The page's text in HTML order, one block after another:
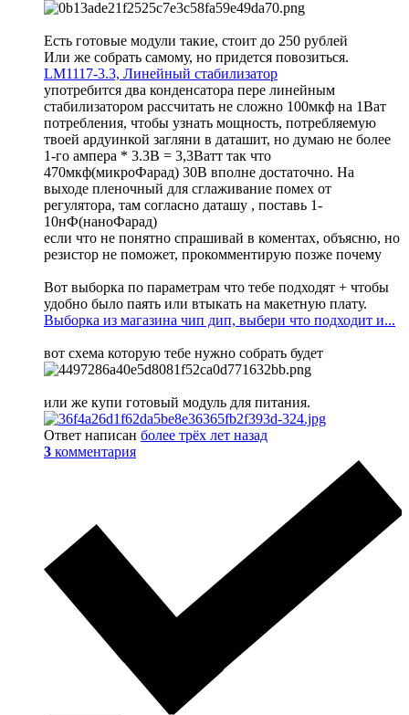
Есть готовые модули такие, стоит до 250 рублей
Или же собрать самому, но придется повозиться.
LM1117-3.3, Линейный стабилизатор
употребится два конденсатора пере линейным
стабилизатором рассчитать не сложно 100мкф на 1Ват
потребления, чтобы узнать мощность, потребляемую
твоей ардуинкой загляни в даташит, но думаю не более
1-го ампера * 3.3В = 3,3Ватт так что
470мкф(микроФарад) 30В вполне достаточно. На
выходе пленочный для сглаживание помех от
регулятора, там согласно даташу , поставь 1-
10нФ(наноФарад)
если что не понятно спрашивай в коментах, объясню, но
резистор не поможет, прокомментирую позже почему
Вот выборка по параметрам что тебе подходят + чтобы
удобно было паять или втыкать на макетную плату.
Выборка из магазина чип дип, выбери что подходит и...
вот схема которую тебе нужно собрать будет
или же купи готовый модуль для питания.
Ответ написан более трёх лет назад
3 комментария